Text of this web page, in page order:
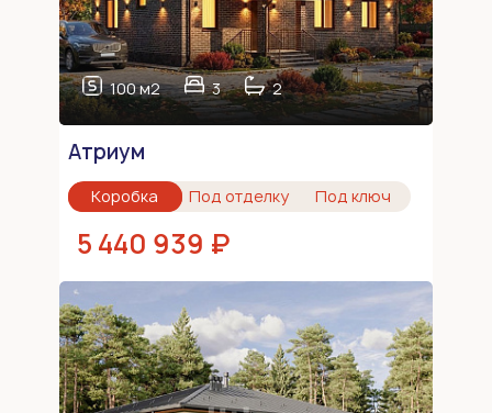
100 м2 3 2
Атриум
Коробка Под отделку Под ключ
5 440 939 ₽